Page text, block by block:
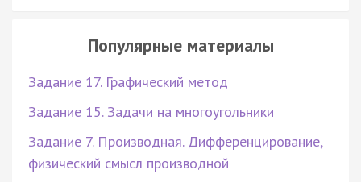
Популярные материалы
Задание 17. Графический метод
Задание 15. Задачи на многоугольники
Задание 7. Производная. Дифференцирование,
физический смысл производной